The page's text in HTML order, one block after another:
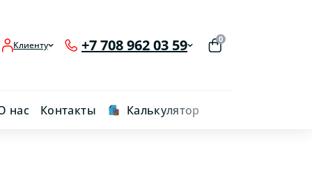
Клиенту +7 708 962 03 59 0
нас Контакты Калькулятор